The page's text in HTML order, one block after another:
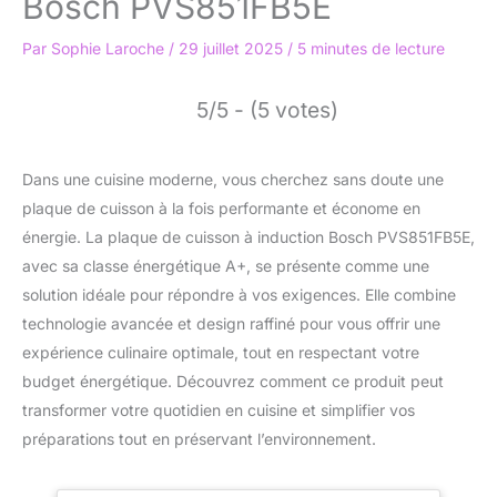
Par Sophie Laroche / 29 juillet 2025 / 5 minutes de lecture
5/5 - (5 votes)
Dans une cuisine moderne, vous cherchez sans doute une
plaque de cuisson à la fois performante et économe en
énergie. La plaque de cuisson à induction Bosch PVS851FB5E,
avec sa classe énergétique A+, se présente comme une
solution idéale pour répondre à vos exigences. Elle combine
technologie avancée et design raffiné pour vous offrir une
expérience culinaire optimale, tout en respectant votre
budget énergétique. Découvrez comment ce produit peut
transformer votre quotidien en cuisine et simplifier vos
préparations tout en préservant l’environnement.